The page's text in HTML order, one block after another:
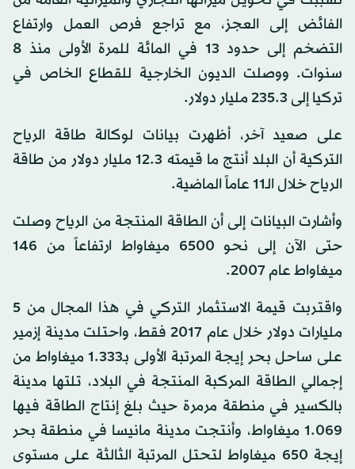
الفائض إلى العجز، مع تراجع فرص العمل وارتفاع
التضخم إلى حدود 13 في المائة للمرة الأولى منذ 8
سنوات. ووصلت الديون الخارجية للقطاع الخاص في
تركيا إلى 235.3 مليار دولار.
على صعيد آخر، أظهرت بيانات لوكالة طاقة الرياح
التركية أن البلد أنتج ما قيمته 12.3 مليار دولار من طاقة
الرياح خلال الـ11 عاماً الماضية.
وأشارت البيانات إلى أن الطاقة المنتجة من الرياح وصلت
حتى الآن إلى نحو 6500 ميغاواط ارتفاعاً من 146
ميغاواط عام 2007.
واقتربت قيمة الاستثمار التركي في هذا المجال من 5
مليارات دولار خلال عام 2017 فقط، واحتلت مدينة إزمير
على ساحل بحر إيجة المرتبة الأولى بـ1.333 ميغاواط من
إجمالي الطاقة المركبة المنتجة في البلاد، تلتها مدينة
بالكسير في منطقة مرمرة حيث بلغ إنتاج الطاقة فيها
1.069 ميغاواط، وأنتجت مدينة مانيسا في منطقة بحر
إيجة 650 ميغاواط لتحتل المرتبة الثالثة على مستوى